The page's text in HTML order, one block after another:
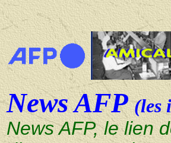
News AFP(les
News AFP, le lien